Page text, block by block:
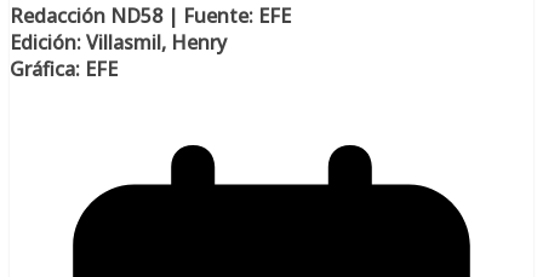
Redacción ND58 | Fuente: EFE
Edición: Villasmil, Henry
Gráfica: EFE